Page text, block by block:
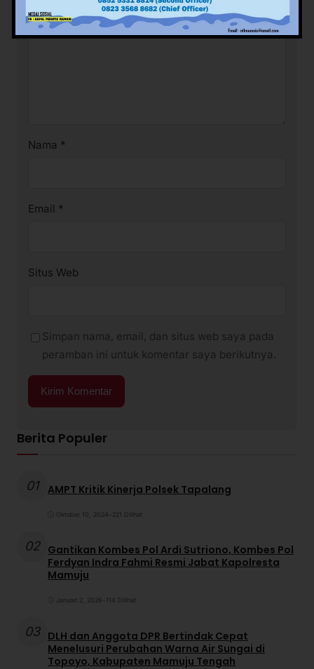
Nama *
Email *
Situs Web
Simpan nama, email, dan situs web saya pada
peramban ini untuk komentar saya berikutnya.
Berita Populer
01 AMPT Kritik Kinerja Polsek Tapalang
Oktober 10, 2024 221 Dilihat
02 Gantikan Kombes Pol Ardi Sutriono, Kombes Pol
Ferdyan Indra Fahmi Resmi Jabat Kapolresta
Mamuju
Januari 2, 2026 114 Dilihat
03 DLH dan Anggota DPR Bertindak Cepat
Menelusuri Perubahan Warna Air Sungai di
Topoyo, Kabupaten Mamuju Tengah